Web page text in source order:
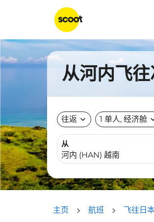
从河内飞
往返 expand_more 1 单人, 经济舱
从
主页 航班 飞往日